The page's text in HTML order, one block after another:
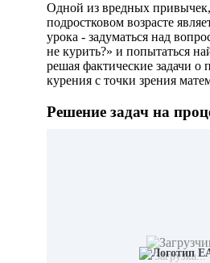
Одной из вредных
подростковом возрасте
урока - задуматься над
не курить?» и попытаться
решая фактические задачи о
курения с точки зрения
Решение задач на
Загрузка...